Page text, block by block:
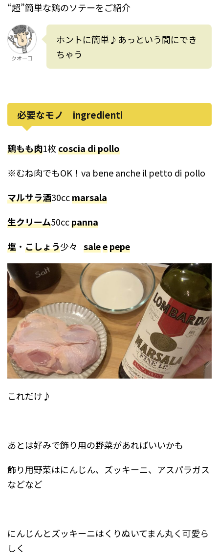
“超”簡単な鶏のソテーをご紹介
クオーコ
ホントに簡単♪あっという間にでき
ちゃう
必要なモノ ingredienti
鶏もも肉1枚coscia di pollo
※むね肉でもOK！va bene anche il petto di pollo
マルサラ酒30ccmarsala
生クリーム50ccpanna
塩 ・ こしょう少々 saleepepe
これだけ♪
あとは好みで飾り用の野菜があればいいかも
飾り用野菜はにんじん、ズッキーニ、アスパラガス
などなど
にんじんとズッキーニはくりぬいてまん丸く可愛ら
しく